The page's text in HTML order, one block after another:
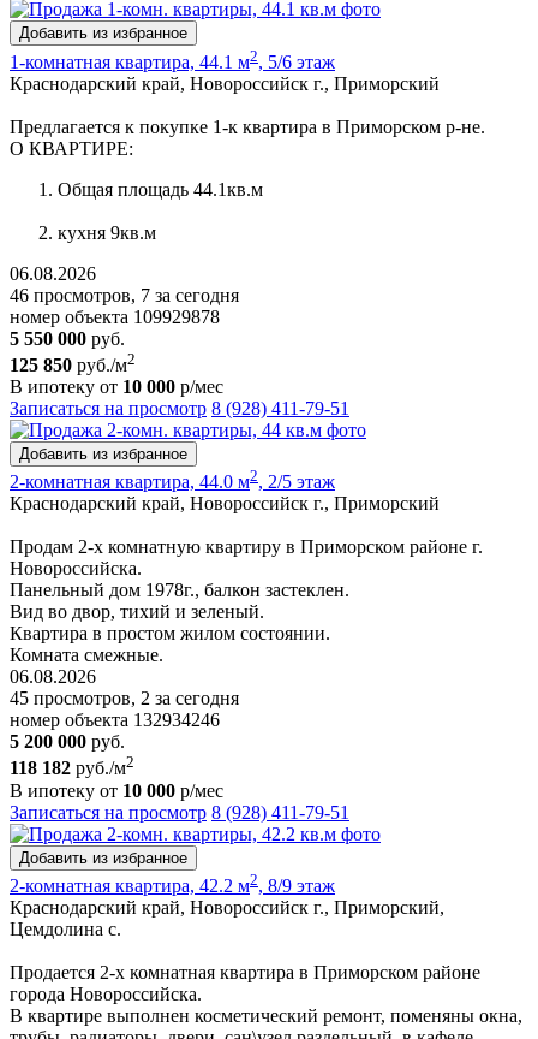
Добавить из избранное
1-комнатная квартира, 44.1 м2, 5/6 этаж
Краснодарский край, Новороссийск г., Приморский
Предлагается к покупке 1-к квартира в Приморском р-не.
О КВАРТИРЕ:
Общая площадь 44.1кв.м
кухня 9кв.м
06.08.2026
46 просмотров, 7 за сегодня
номер объекта 109929878
5 550 000 руб.
125 850 руб./м2
В ипотеку от 10 000 р/мес
Записаться на просмотр 8 (928) 411-79-51
Добавить из избранное
2-комнатная квартира, 44.0 м2, 2/5 этаж
Краснодарский край, Новороссийск г., Приморский
Продам 2-х комнатную квартиру в Приморском районе г.
Новороссийска.
Панельный дом 1978г., балкон застеклен.
Вид во двор, тихий и зеленый.
Квартира в простом жилом состоянии.
Комната смежные.
06.08.2026
45 просмотров, 2 за сегодня
номер объекта 132934246
5 200 000 руб.
118 182 руб./м2
В ипотеку от 10 000 р/мес
Записаться на просмотр 8 (928) 411-79-51
Добавить из избранное
2-комнатная квартира, 42.2 м2, 8/9 этаж
Краснодарский край, Новороссийск г., Приморский,
Цемдолина с.
Продается 2-х комнатная квартира в Приморском районе
города Новороссийска.
В квартире выполнен косметический ремонт, поменяны окна,